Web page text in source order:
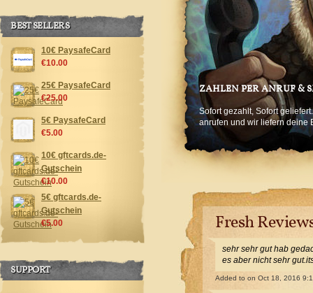
ZAHLEN PER ANRUF &
Sofort gezahlt, Sofort
anrufen und wir liefern deine
Fresh
sehr sehr gut hab
es aber nicht sehr
Added to on Oct 18, 2016
BEST SELLERS
10€ PaysafeCard
€10.00
25€ PaysafeCard
€25.00
5€ PaysafeCard
€5.00
10€ gftcards.de-
Gutschein
€10.00
5€ gftcards.de-
Gutschein
€5.00
SUPPORT